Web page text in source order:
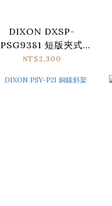
DIXON DXSP-
PSG9381 短版夾式
Bongo架
NT$2,300